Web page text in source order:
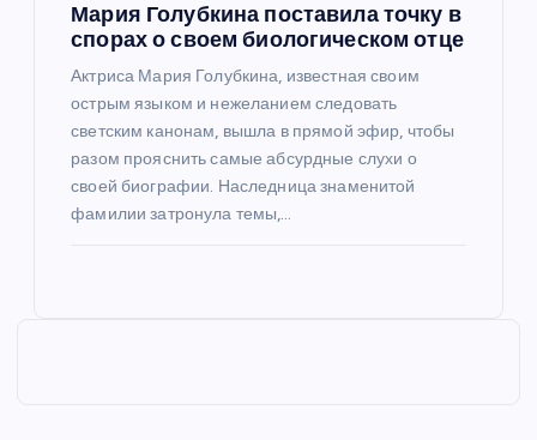
Мария Голубкина поставила точку в
спорах о своем биологическом отце
Актриса Мария Голубкина, известная своим
острым языком и нежеланием следовать
светским канонам, вышла в прямой эфир, чтобы
разом прояснить самые абсурдные слухи о
своей биографии. Наследница знаменитой
фамилии затронула темы,…